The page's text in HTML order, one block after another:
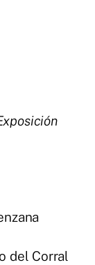
del Corral